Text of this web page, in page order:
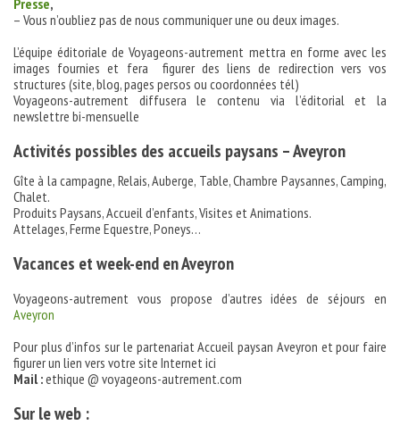
Presse,
– Vous n’oubliez pas de nous communiquer une ou deux images.
L’équipe éditoriale de Voyageons-autrement mettra en forme avec les
images fournies et fera figurer des liens de redirection vers vos
structures (site, blog, pages persos ou coordonnées tél)
Voyageons-autrement diffusera le contenu via l’éditorial et la
newslettre bi-mensuelle
Activités possibles des accueils paysans – Aveyron
Gîte à la campagne, Relais, Auberge, Table, Chambre Paysannes, Camping,
Chalet.
Produits Paysans, Accueil d’enfants, Visites et Animations.
Attelages, Ferme Equestre, Poneys…
Vacances et week-end en Aveyron
Voyageons-autrement vous propose d’autres idées de séjours en
Aveyron
Pour plus d’infos sur le partenariat Accueil paysan Aveyron et pour faire
figurer un lien vers votre site Internet ici
Mail :ethique @ voyageons-autrement.com
Sur le web :